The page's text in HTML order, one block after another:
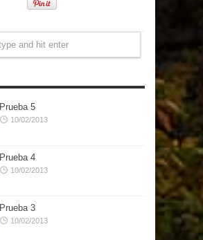
Prueba 5
10/02/2013
Prueba 4
10/02/2013
Prueba 3
10/02/2013